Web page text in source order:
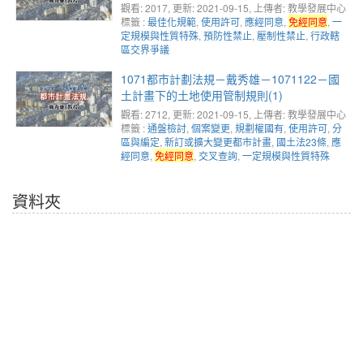
觀看: 2017, 更新: 2021-09-15, 上傳者: 教學發展中心
標籤 :最佳化規範, 使用許可, 應經同意, 免經同意, 一
定規模與性質特殊, 預防性禁止, 壓制性禁止, 行政轄
區交界爭議
1071都市計劃法規－戴秀雄－1071122－國
土計畫下的土地使用管制規則(1)
觀看: 2712, 更新: 2021-09-15, 上傳者: 教學發展中心
標籤 :通盤檢討, 個案變更, 規劃權國有, 使用許可, 分
區與編定, 新訂或擴大變更都市計畫, 國土法23條, 應
經同意, 免經同意, 交叉查詢, 一定規模與性質特殊
資料夾